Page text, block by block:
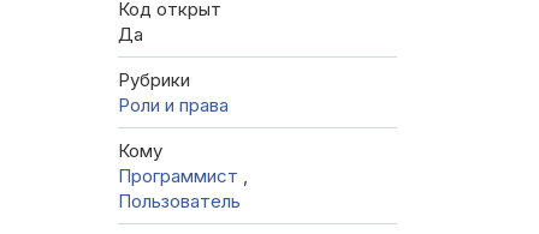
Код открыт
Да
Рубрики
Роли и права
Кому
Программист ,
Пользователь